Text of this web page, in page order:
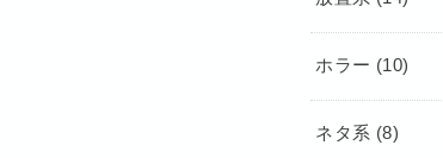
ホラー (10)
ネタ系 (8)